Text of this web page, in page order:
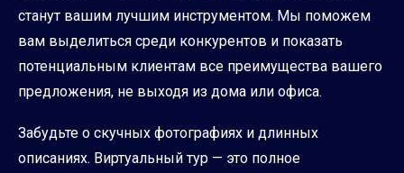
станут вашим лучшим инструментом. Мы поможем
вам выделиться среди конкурентов и показать
потенциальным клиентам все преимущества вашего
предложения, не выходя из дома или офиса.
Забудьте о скучных фотографиях и длинных
описаниях. Виртуальный тур — это полное